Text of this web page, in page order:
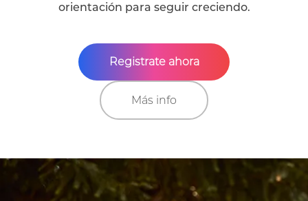
orientación para seguir creciendo.
Registrate ahora
Más info